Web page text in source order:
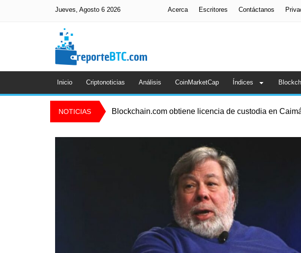
Jueves, Agosto 6 2026 Acerca Escritores Contáctanos
Inicio Criptonoticias Análisis CoinMarketCap Índices
NOTICIAS Blockchain.com obtiene licencia de custodia en